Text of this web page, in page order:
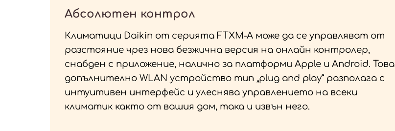
Абсолютен контрол
Климатици Daikin от серията FTXM-A може да се управляват от
разстояние чрез нова безжична версия на онлайн контролер,
снабден с приложение, налично за платформи Apple и Android. Това
допълнително WLAN устройство тип „plug and play“ разполага с
интуитивен интерфейс и улеснява управлението на всеки
климатик както от вашия дом, така и извън него.